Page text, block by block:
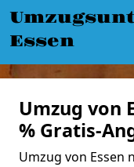
Essen
Umzug von
% Gratis-
Umzug von Essen